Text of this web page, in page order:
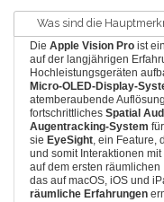
Was sind die
DieApple Vision Pro ist ein
auf der langjährigen
Hochleistungsgeräten
Micro-OLED-Display-
atemberaubende
fortschrittlichesSpatial
Augentracking-System
sie EyeSight, ein Feature,
und somit Interaktionen
auf dem ersten
das auf macOS, iOS und
räumliche Erfahrungen